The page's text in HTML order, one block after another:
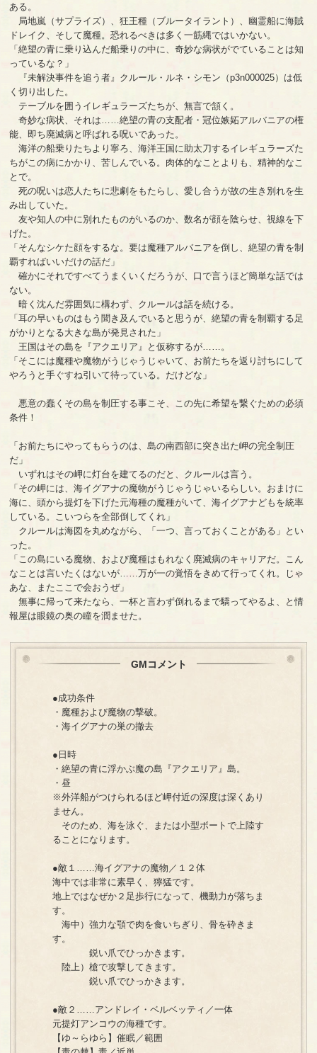
ある。
局地嵐（サプライズ）、狂王種（ブルータイラント）、幽霊船に海賊
ドレイク、そして魔種。恐れるべきは多く一筋縄ではいかない。
「絶望の青に乗り込んだ船乗りの中に、奇妙な病状がでていることは知
っているな？」
『未解決事件を追う者』クルール・ルネ・シモン（p3n000025）は低
く切り出した。
テーブルを囲うイレギュラーズたちが、無言で頷く。
奇妙な病状、それは……絶望の青の支配者・冠位嫉妬アルバニアの権
能、即ち廃滅病と呼ばれる呪いであった。
海洋の船乗りたちより寧ろ、海洋王国に助太刀するイレギュラーズた
ちがこの病にかかり、苦しんでいる。肉体的なことよりも、精神的なこ
とで。
死の呪いは恋人たちに悲劇をもたらし、愛し合うが故の生き別れを生
み出していた。
友や知人の中に別れたものがいるのか、数名が顔を陰らせ、視線を下
げた。
「そんなシケた顔をするな。要は魔種アルバニアを倒し、絶望の青を制
覇すればいいだけの話だ」
確かにそれですべてうまくいくだろうが、口で言うほど簡単な話では
ない。
暗く沈んだ雰囲気に構わず、クルールは話を続ける。
「耳の早いものはもう聞き及んでいると思うが、絶望の青を制覇する足
がかりとなる大きな島が発見された」
王国はその島を『アクエリア』と仮称するが……。
「そこには魔種や魔物がうじゃうじゃいて、お前たちを返り討ちにして
やろうと手ぐすね引いて待っている。だけどな」
悪意の蠢くその島を制圧する事こそ、この先に希望を繋ぐための必須
条件！
「お前たちにやってもらうのは、島の南西部に突き出た岬の完全制圧
だ」
いずれはその岬に灯台を建てるのだと、クルールは言う。
「その岬には、海イグアナの魔物がうじゃうじゃいるらしい。おまけに
海に、頭から提灯を下げた元海種の魔種がいて、海イグアナどもを統率
している。こいつらを全部倒してくれ」
クルールは海図を丸めながら、「一つ、言っておくことがある」とい
った。
「この島にいる魔物、および魔種はもれなく廃滅病のキャリアだ。こん
なことは言いたくはないが……万が一の覚悟をきめて行ってくれ。じゃ
あな、またここで会おうぜ」
無事に帰って来たなら、一杯と言わず倒れるまで驕ってやるよ、と情
報屋は眼鏡の奥の瞳を潤ませた。
GMコメント
●成功条件
・魔種および魔物の撃破。
・海イグアナの巣の撤去
●日時
・絶望の青に浮かぶ魔の島『アクエリア』島。
・昼
※外洋船がつけられるほど岬付近の深度は深くあり
ません。
そのため、海を泳ぐ、または小型ボートで上陸す
ることになります。
●敵１……海イグアナの魔物／１２体
海中では非常に素早く、獰猛です。
地上ではなぜか２足歩行になって、機動力が落ちま
す。
海中）強力な顎で肉を食いちぎり、骨を砕きま
す。
鋭い爪でひっかきます。
陸上）槍で攻撃してきます。
鋭い爪でひっかきます。
●敵２……アンドレイ・ベルベッティ／一体
元提灯アンコウの海種です。
【ゆ～らゆら】催眠／範囲